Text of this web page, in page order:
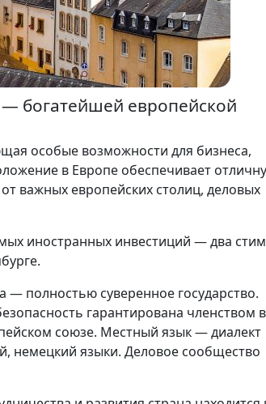
богатейшей европейской
особые возможности для бизнеса,
в Европе обеспечивает
важных европейских столиц, деловых
иностранных инвестиций — два
— полностью суверенное государство.
гарантирована членством в
союзе. Местный язык — диалект
немецкий языки. Деловое сообщество